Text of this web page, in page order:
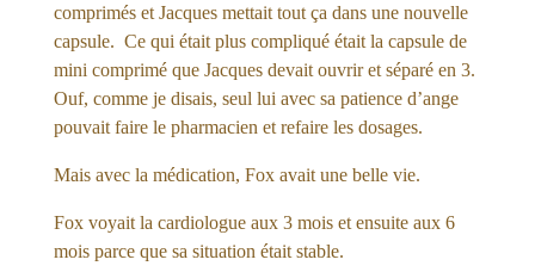
comprimés et Jacques mettait tout ça dans une nouvelle
capsule. Ce qui était plus compliqué était la capsule de
mini comprimé que Jacques devait ouvrir et séparé en 3.
Ouf, comme je disais, seul lui avec sa patience d’ange
pouvait faire le pharmacien et refaire les dosages.
Mais avec la médication, Fox avait une belle vie.
Fox voyait la cardiologue aux 3 mois et ensuite aux 6
mois parce que sa situation était stable.